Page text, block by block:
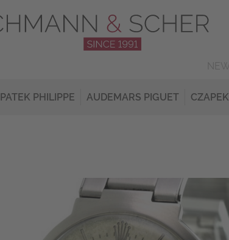
PATEK PHILIPPE AUDEMARS PIGUET CZAPEK